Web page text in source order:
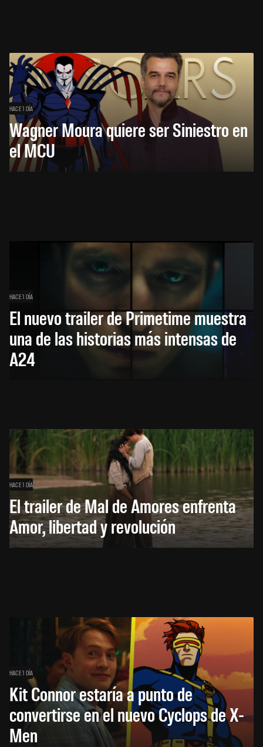
HACE 1 DÍA
Wagner Moura quiere ser Siniestro en
el MCU
HACE 1 DÍA
El nuevo trailer de Primetime muestra
una de las historias más intensas de
A24
HACE 1 DÍA
El trailer de Mal de Amores enfrenta
Amor, libertad y revolución
HACE 1 DÍA
Kit Connor estaría a punto de
convertirse en el nuevo Cyclops de X-
Men